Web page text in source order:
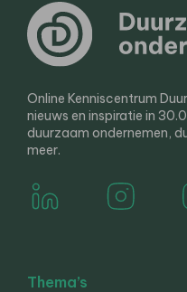
Online Kenniscentrum
nieuws en inspiratie in
duurzaam ondernemen,
meer.
Thema’s